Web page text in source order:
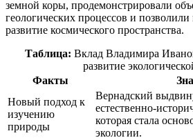
земной коры, продемонстрировали
геологических процессов и позволили
развитие космического пространства.
Таблица: Вклад Владимира
развитие
Факты
Новый подход к
изучению
природы
Вернадский
естественно-
которая стала
экологии.